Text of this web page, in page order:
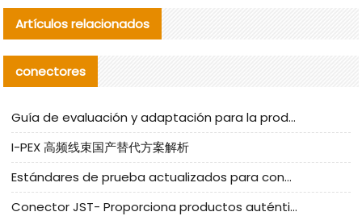
Artículos relacionados
conectores
Guía de evaluación y adaptación para la producción en serie de componentes de cables nacionales para CNC Tech
I-PEX 高频线束国产替代方案解析
Estándares de prueba actualizados para conectores nacionales bajo la referencia de CLIFF
Conector JST- Proporciona productos auténticos y alternativos del conector JST NSHR-02V-S